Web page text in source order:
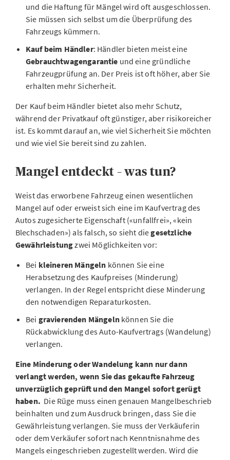
und die Haftung für Mängel wird oft ausgeschlossen.
Sie müssen sich selbst um die Überprüfung des
Fahrzeugs kümmern.
Kauf beim Händler: Händler bieten meist eine
Gebrauchtwagengarantie und eine gründliche
Fahrzeugprüfung an. Der Preis ist oft höher, aber Sie
erhalten mehr Sicherheit.
Der Kauf beim Händler bietet also mehr Schutz,
während der Privatkauf oft günstiger, aber risikoreicher
ist. Es kommt darauf an, wie viel Sicherheit Sie möchten
und wie viel Sie bereit sind zu zahlen.
Mangel entdeckt – was tun?
Weist das erworbene Fahrzeug einen wesentlichen
Mangel auf oder erweist sich eine im Kaufvertrag des
Autos zugesicherte Eigenschaft («unfallfrei», «kein
Blechschaden») als falsch, so sieht diegesetzliche
Gewährleistungzwei Möglichkeiten vor:
Bei kleineren Mängeln können Sie eine
Herabsetzung des Kaufpreises (Minderung)
verlangen. In der Regel entspricht diese Minderung
den notwendigen Reparaturkosten.
Bei gravierenden Mängelnkönnen Sie die
Rückabwicklung des Auto-Kaufvertrags (Wandelung)
verlangen.
Eine Minderung oder Wandelung kann nur dann
verlangt werden, wenn Sie das gekaufte Fahrzeug
unverzüglich geprüft und den Mangel sofort gerügt
haben. Die Rüge muss einen genauen Mangelbeschrieb
beinhalten und zum Ausdruck bringen, dass Sie die
Gewährleistung verlangen. Sie muss der Verkäuferin
oder dem Verkäufer sofort nach Kenntnisnahme des
Mangels eingeschrieben zugestellt werden. Wird die